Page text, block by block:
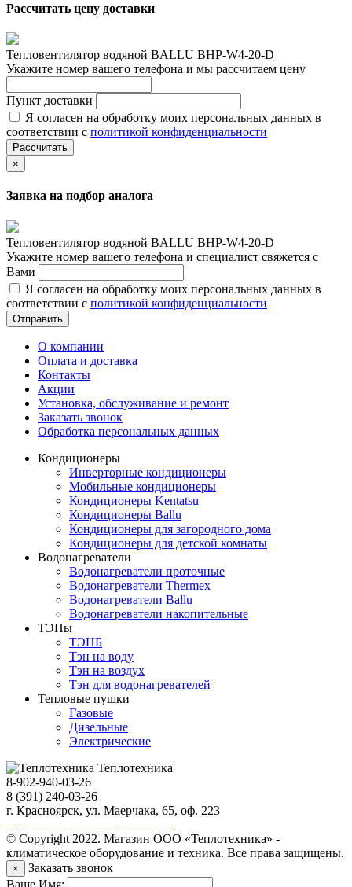
Рассчитать цену доставки
Тепловентилятор водяной BALLU BHP-W4-20-D
Укажите номер вашего телефона и мы рассчитаем цену
Пункт доставки
Я согласен на обработку моих персональных данных в
соответствии с политикой конфиденциальности
Рассчитать
×
Заявка на подбор аналога
Тепловентилятор водяной BALLU BHP-W4-20-D
Укажите номер вашего телефона и специалист свяжется с
Вами
Я согласен на обработку моих персональных данных в
соответствии с политикой конфиденциальности
Отправить
О компании
Оплата и доставка
Контакты
Акции
Установка, обслуживание и ремонт
Заказать звонок
Обработка персональных данных
Кондиционеры
Инверторные кондиционеры
Мобильные кондиционеры
Кондиционеры Kentatsu
Кондиционеры Ballu
Кондиционеры для загородного дома
Кондиционеры для детской комнаты
Водонагреватели
Водонагреватели проточные
Водонагреватели Thermex
Водонагреватели Ballu
Водонагреватели накопительные
ТЭНы
ТЭНБ
Тэн на воду
Тэн на воздух
Тэн для водонагревателей
Тепловые пушки
Газовые
Дизельные
Электрические
Теплотехника
8-902-940-03-26
8 (391) 240-03-26
г. Красноярск, ул. Маерчака, 65, оф. 223
© Copyright 2022. Магазин ООО «Теплотехника» -
климатическое оборудование и техника. Все права защищены.
×
Заказать звонок
Ваше Имя: